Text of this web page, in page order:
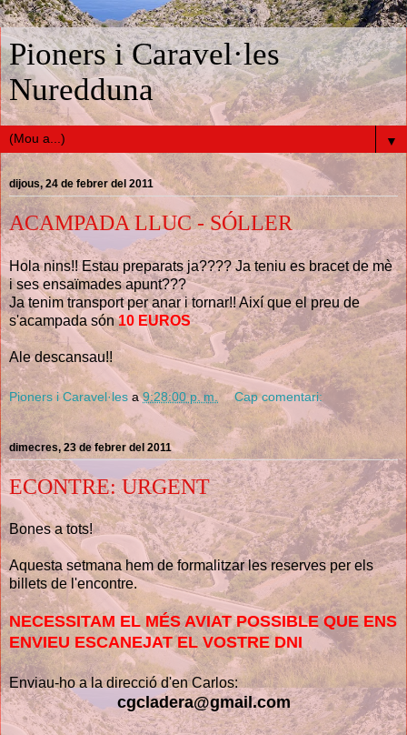
Pioners i Caravel·les
Nuredduna
▼
dijous, 24 de febrer del 2011
ACAMPADA LLUC - SÓLLER
Hola nins!! Estau preparats ja???? Ja teniu es bracet de mè
i ses ensaïmades apunt???
Ja tenim transport per anar i tornar!! Així que el preu de
s'acampada són10 EUROS
Ale descansau!!
Pioners i Caravel·les a9:28:00 p. m. Cap comentari:
dimecres, 23 de febrer del 2011
ECONTRE: URGENT
Bones a tots!
Aquesta setmana hem de formalitzar les reserves per els
billets de l'encontre.
NECESSITAM EL MÉS AVIAT POSSIBLE QUE ENS
ENVIEU ESCANEJAT EL VOSTRE DNI
Enviau-ho a la direcció d'en Carlos:
cgcladera@gmail.com